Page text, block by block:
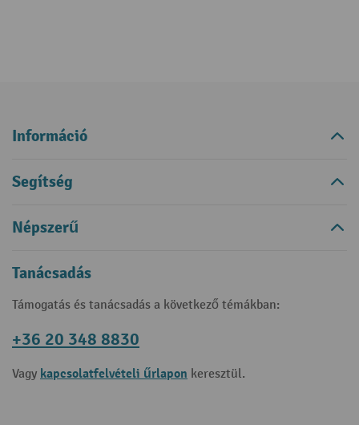
Információ
Segítség
Népszerű
Tanácsadás
Támogatás és tanácsadás a következő témákban:
+36 20 348 8830
Vagy kapcsolatfelvételi űrlapon keresztül.